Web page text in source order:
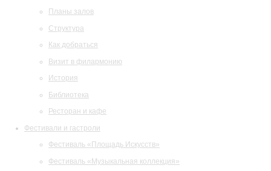
Планы залов
Структура
Как добраться
Визит в филармонию
История
Библиотека
Ресторан и кафе
Фестивали и гастроли
Фестиваль «Площадь Искусств»
Фестиваль «Музыкальная коллекция»